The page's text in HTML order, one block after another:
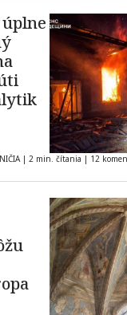
| 2 min. čítania | 12